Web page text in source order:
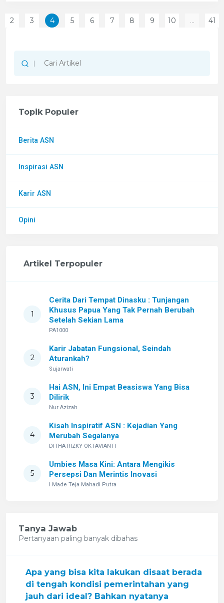
2 3 4 5 6 7 8 9 10 ... 41
Topik Populer
Berita ASN
Inspirasi ASN
Karir ASN
Opini
Artikel Terpopuler
1
Cerita Dari Tempat Dinasku : Tunjangan
Khusus Papua Yang Tak Pernah Berubah
Setelah Sekian Lama
PA1000
2
Karir Jabatan Fungsional, Seindah
Aturankah?
Sujarwati
3
Hai ASN, Ini Empat Beasiswa Yang Bisa
Dilirik
Nur Azizah
4
Kisah Inspiratif ASN : Kejadian Yang
Merubah Segalanya
DITHA RIZKY OKTAVIANTI
5
Umbies Masa Kini: Antara Mengikis
Persepsi Dan Merintis Inovasi
I Made Teja Mahadi Putra
Tanya Jawab
Pertanyaan paling banyak dibahas
Apa yang bisa kita lakukan disaat berada
di tengah kondisi pemerintahan yang
jauh dari ideal? Bahkan nyatanya